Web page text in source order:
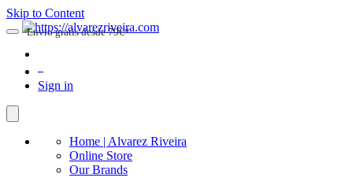
Skip to Content
Sign in
Home | Alvarez Riveira
Online Store
Our Brands
Envio gratis desde 79€*